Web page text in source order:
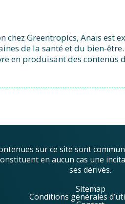
chez Greentropics, Anaïs
de la santé et du bien-
en produisant des
sur ce site sont
en aucun cas une
ses dérivés.
Sitemap
Conditions générales